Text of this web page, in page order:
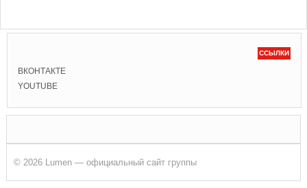
ССЫЛКИ
ВКОНТАКТЕ
YOUTUBE
© 2026 Lumen — официальный сайт группы